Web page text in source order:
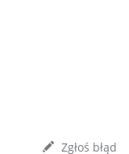
Zgłoś błąd